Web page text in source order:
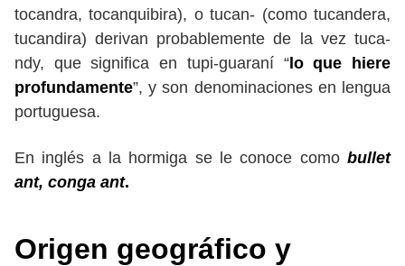
tocandra, tocanquibira), o tucan- (como tucandera,
tucandira) derivan probablemente de la vez tuca-
ndy, que significa en tupi-guaraní “lo que hiere
profundamente”, y son denominaciones en lengua
portuguesa.
En inglés a la hormiga se le conoce como bullet
ant, conga ant.
Origen geográfico y